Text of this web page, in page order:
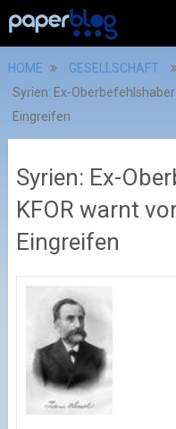
HOME GESELLSCHAFT
Syrien: Ex-
Eingreifen
Syrien: Ex-
KFOR warnt
Eingreifen